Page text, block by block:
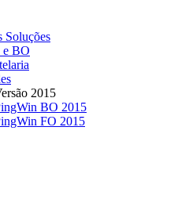
Soluções
e BO
2015
BO 2015
FO 2015